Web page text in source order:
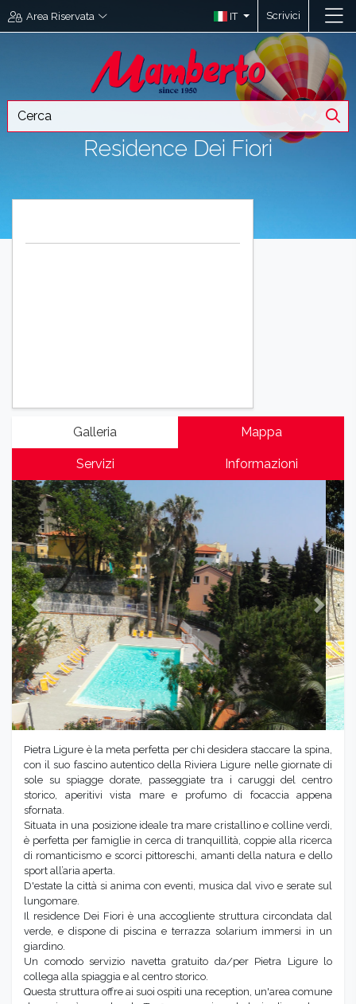
Area Riservata IT Scrivici
Residence Dei Fiori
Galleria Mappa
Servizi Informazioni
Previous Next
Pietra Ligure è la meta perfetta per chi desidera staccare la spina,
con il suo fascino autentico della Riviera Ligure nelle giornate di
sole su spiagge dorate, passeggiate tra i caruggi del centro
storico, aperitivi vista mare e profumo di focaccia appena
sfornata.
Situata in una posizione ideale tra mare cristallino e colline verdi,
è perfetta per famiglie in cerca di tranquillità, coppie alla ricerca
di romanticismo e scorci pittoreschi, amanti della natura e dello
sport all’aria aperta.
D'estate la città si anima con eventi, musica dal vivo e serate sul
lungomare.
Il residence Dei Fiori è una accogliente struttura circondata dal
verde, e dispone di piscina e terrazza solarium immersi in un
giardino.
Un comodo servizio navetta gratuito da/per Pietra Ligure lo
collega alla spiaggia e al centro storico.
Questa struttura offre ai suoi ospiti una reception, un'area comune